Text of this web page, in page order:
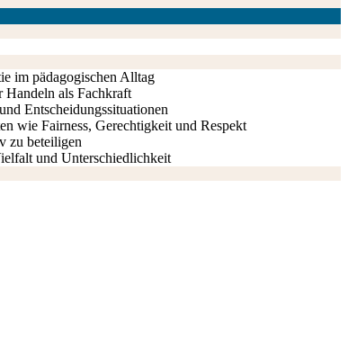
im pädagogischen Alltag
Handeln als Fachkraft
Entscheidungssituationen
wie Fairness, Gerechtigkeit und Respekt
zu beteiligen
und Unterschiedlichkeit